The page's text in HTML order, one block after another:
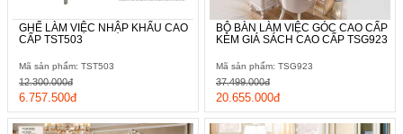
GHẾ LÀM VIỆC NHẬP KHẨU CAO
CẤP TST503
Mã sản phẩm: TST503
6.757.500đ
12.300.000đ
BỘ BÀN LÀM VIỆC GÓC CAO CẤP
KÈM GIÁ SÁCH CAO CẤP TSG923
Mã sản phẩm: TSG923
20.655.000đ
37.499.000đ